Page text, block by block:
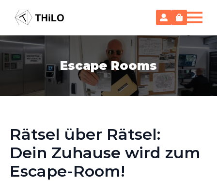
Escape Rooms
Rätsel über Rätsel:
Dein Zuhause wird zum
Escape-Room!